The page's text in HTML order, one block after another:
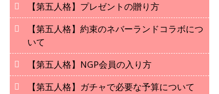
【第五人格】プレゼントの贈り方
【第五人格】約束のネバーランドコラボにつ
いて
【第五人格】NGP会員の入り方
【第五人格】ガチャで必要な予算について